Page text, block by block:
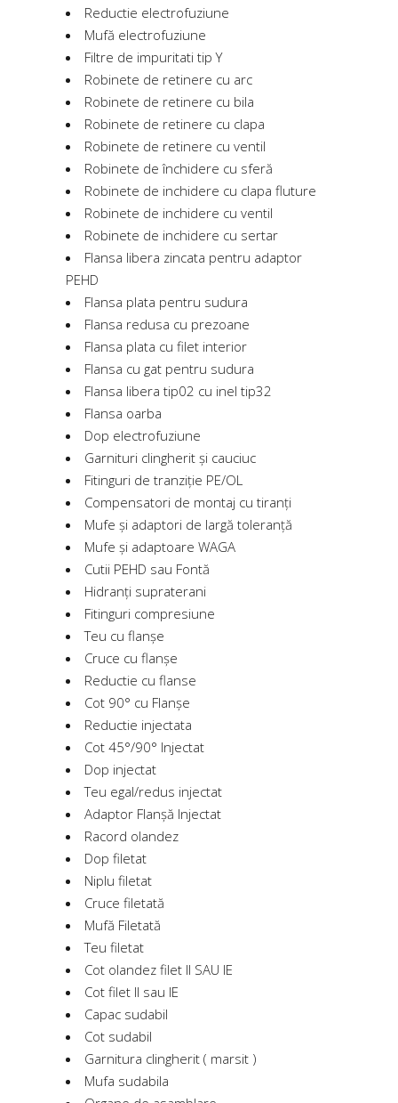
Reductie electrofuziune
Mufă electrofuziune
Filtre de impuritati tip Y
Robinete de retinere cu arc
Robinete de retinere cu bila
Robinete de retinere cu clapa
Robinete de retinere cu ventil
Robinete de închidere cu sferă
Robinete de inchidere cu clapa fluture
Robinete de inchidere cu ventil
Robinete de inchidere cu sertar
Flansa libera zincata pentru adaptor
PEHD
Flansa plata pentru sudura
Flansa redusa cu prezoane
Flansa plata cu filet interior
Flansa cu gat pentru sudura
Flansa libera tip02 cu inel tip32
Flansa oarba
Dop electrofuziune
Garnituri clingherit și cauciuc
Fitinguri de tranziție PE/OL
Compensatori de montaj cu tiranți
Mufe și adaptori de largă toleranță
Mufe și adaptoare WAGA
Cutii PEHD sau Fontă
Hidranți supraterani
Fitinguri compresiune
Teu cu flanșe
Cruce cu flanșe
Reductie cu flanse
Cot 90° cu Flanșe
Reductie injectata
Cot 45°/90° Injectat
Dop injectat
Teu egal/redus injectat
Adaptor Flanșă Injectat
Racord olandez
Dop filetat
Niplu filetat
Cruce filetată
Mufă Filetată
Teu filetat
Cot olandez filet II SAU IE
Cot filet II sau IE
Capac sudabil
Cot sudabil
Garnitura clingherit ( marsit )
Mufa sudabila